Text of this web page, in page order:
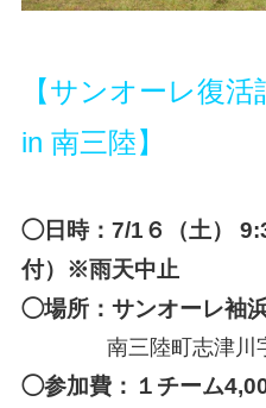
【サンオーレ復
in 南三陸】
◯日時：7/1６（土）
付）※雨天中止
◯場所：サンオーレ袖
南三陸町志津川
◯参加費：１チーム